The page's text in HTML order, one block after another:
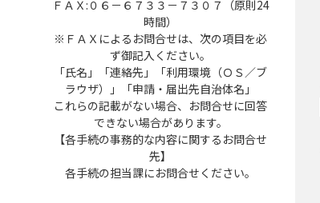
ＦＡＸ:０６－６７３３－７３０７（原則24
時間）
※ＦＡＸによるお問合せは、次の項目を必
ず御記入ください。
「氏名」「連絡先」「利用環境（ＯＳ／ブ
ラウザ）」「申請・届出先自治体名」
これらの記載がない場合、お問合せに回答
できない場合があります。
【各手続の事務的な内容に関するお問合せ
先】
各手続の担当課にお問合せください。